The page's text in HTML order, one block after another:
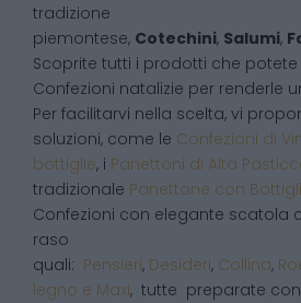
tradizione
piemontese, Cotechini, Salumi,
Scoprite tutti i prodotti che potete
Confezioni natalizie per renderle
Per facilitarvi nella scelta, vi
soluzioni, come le Confezioni di
bottiglie, i Panettoni di Alta
tradizionale Panettone con
Confezioni con elegante scatola
raso
quali: Pensieri, Desideri, Collina,
legno e Maxi, tutte preparate con